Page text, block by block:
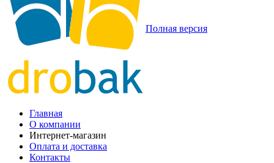
Полная версия
Главная
О компании
Интернет-магазин
Оплата и доставка
Контакты